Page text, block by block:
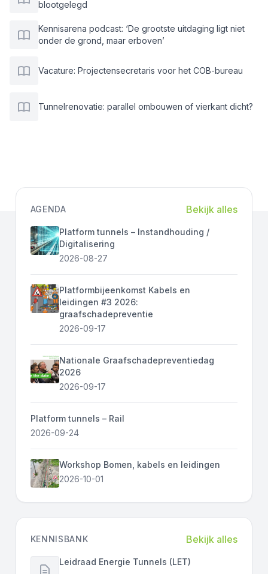
blootgelegd
Kennisarena podcast: ‘De grootste uitdaging ligt niet
onder de grond, maar erboven’
Vacature: Projectensecretaris voor het COB-bureau
Tunnelrenovatie: parallel ombouwen of vierkant dicht?
AGENDA Bekijk alles
Platform tunnels – Instandhouding /
Digitalisering
2026-08-27
Platformbijeenkomst Kabels en
leidingen #3 2026:
graafschadepreventie
2026-09-17
Nationale Graafschadepreventiedag
2026
2026-09-17
Platform tunnels – Rail
2026-09-24
Workshop Bomen, kabels en leidingen
2026-10-01
KENNISBANK Bekijk alles
Leidraad Energie Tunnels (LET)